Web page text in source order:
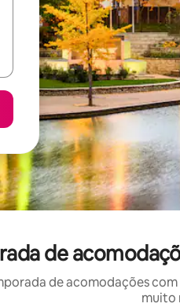
de
de acomodações
muito